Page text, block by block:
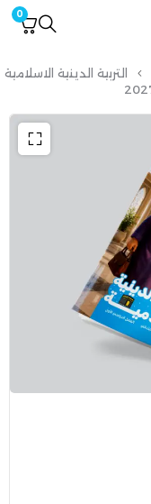
0
التربية الدينية الاسلامية